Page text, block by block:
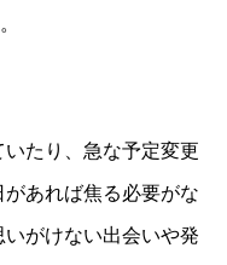
たり、急な予定変更
あれば焦る必要がな
がけない出会いや発